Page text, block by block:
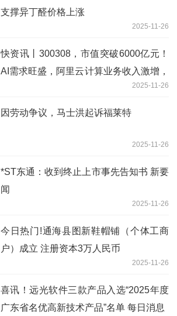
支撑异丁醛价格上涨
2025-11-26
快资讯丨300308，市值突破6000亿元！
AI需求旺盛，阿里云计算业务收入激增，
2025-11-26
因劳动争议，马士洪起诉福莱特
2025-11-26
*ST东通：收到终止上市事先告知书 新要
闻
2025-11-26
今日热门!通海县图新鞋帽铺（个体工商
户）成立 注册资本3万人民币
2025-11-26
喜讯！远光软件三款产品入选“2025年度
广东省名优高新技术产品”名单 每日消息